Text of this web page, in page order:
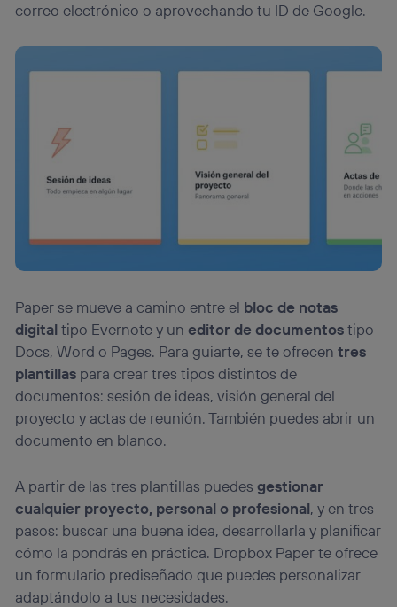
correo electrónico o aprovechando tu ID de Google.
Paper se mueve a camino entre el bloc de notas
digitaltipo Evernote y uneditor de documentostipo
Docs, Word o Pages. Para guiarte, se te ofrecentres
plantillas para crear tres tipos distintos de
documentos: sesión de ideas, visión general del
proyecto y actas de reunión. También puedes abrir un
documento en blanco.
A partir de las tres plantillas puedesgestionar
cualquier proyecto, personal o profesional, y en tres
pasos: buscar una buena idea, desarrollarla y planificar
cómo la pondrás en práctica. Dropbox Paper te ofrece
un formulario prediseñado que puedes personalizar
adaptándolo a tus necesidades.
“Administrar Utiq” en la parte inferior de esta página web o
visitando el portal de privacidad de Utiq